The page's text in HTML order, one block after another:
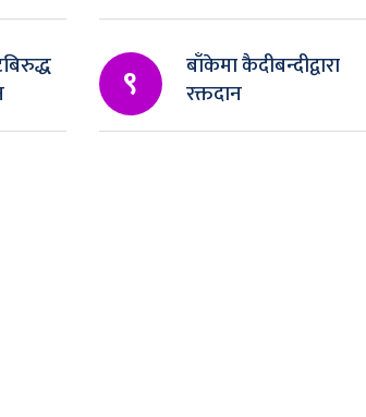
९
बाँकेमा कैदीबन्दीद्वारा
रक्तदान